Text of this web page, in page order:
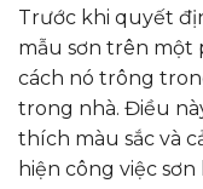
Trước khi quyết
mẫu sơn trên một
cách nó trông
trong nhà. Điều
thích màu sắc và
hiện công việc sơn